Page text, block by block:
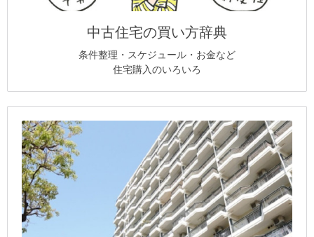
中古住宅の買い方辞典
条件整理・スケジュール・お金など
住宅購入のいろいろ